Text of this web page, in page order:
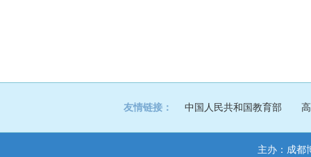
友情链接： 中国人民共和国教育部
主办：成都